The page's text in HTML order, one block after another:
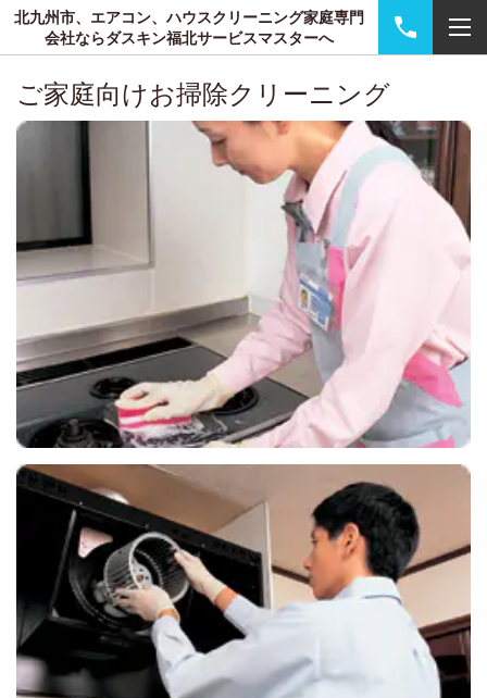
北九州市、エアコン、ハウスクリーニング家庭専門
会社ならダスキン福北サービスマスターへ
ご家庭向けお掃除クリーニング